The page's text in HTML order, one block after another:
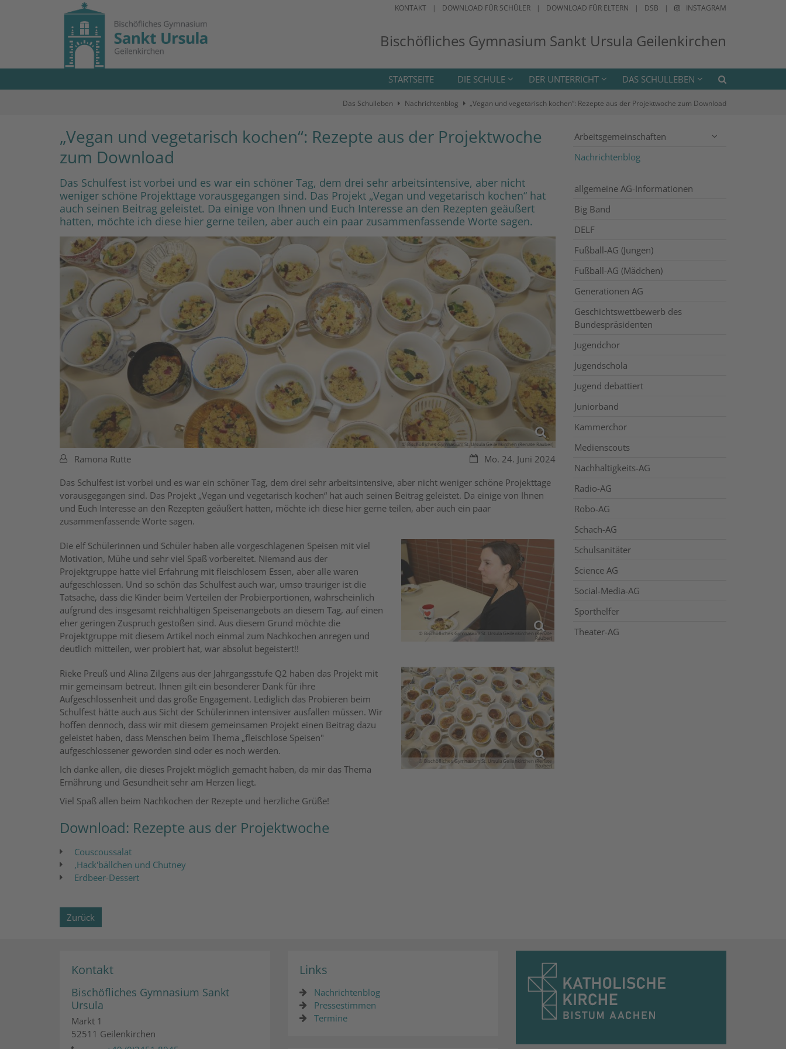
KONTAKT DOWNLOAD FÜR SCHÜLER DOWNLOAD FÜR ELTERN DSB INSTAGRAM
Bischöfliches Gymnasium Sankt Ursula Geilenkirchen
STARTSEITE DIE SCHULE DER UNTERRICHT DAS SCHULLEBEN
Das Schulleben Nachrichtenblog „Vegan und vegetarisch kochen“: Rezepte aus der Projektwoche zum Download
„Vegan und vegetarisch kochen“: Rezepte aus der Projektwoche
zum Download
Das Schulfest ist vorbei und es war ein schöner Tag, dem drei sehr arbeitsintensive, aber nicht
weniger schöne Projekttage vorausgegangen sind. Das Projekt „Vegan und vegetarisch kochen“ hat
auch seinen Beitrag geleistet. Da einige von Ihnen und Euch Interesse an den Rezepten geäußert
hatten, möchte ich diese hier gerne teilen, aber auch ein paar zusammenfassende Worte sagen.
© Bischöfliches Gymnasium St. Ursula Geilenkirchen (Renate Rauber)
Datum:Mo. 24. Juni 2024
Von:Ramona Rutte
Das Schulfest ist vorbei und es war ein schöner Tag, dem drei sehr arbeitsintensive, aber nicht weniger schöne Projekttage
vorausgegangen sind. Das Projekt „Vegan und vegetarisch kochen“ hat auch seinen Beitrag geleistet. Da einige von Ihnen
und Euch Interesse an den Rezepten geäußert hatten, möchte ich diese hier gerne teilen, aber auch ein paar
zusammenfassende Worte sagen.
© Bischöfliches Gymnasium St. Ursula Geilenkirchen (Renate
Rauber)
Die elf Schülerinnen und Schüler haben alle vorgeschlagenen Speisen mit viel
Motivation, Mühe und sehr viel Spaß vorbereitet. Niemand aus der
Projektgruppe hatte viel Erfahrung mit fleischlosem Essen, aber alle waren
aufgeschlossen. Und so schön das Schulfest auch war, umso trauriger ist die
Tatsache, dass die Kinder beim Verteilen der Probierportionen, wahrscheinlich
aufgrund des insgesamt reichhaltigen Speisenangebots an diesem Tag, auf einen
eher geringen Zuspruch gestoßen sind. Aus diesem Grund möchte die
Projektgruppe mit diesem Artikel noch einmal zum Nachkochen anregen und
deutlich mitteilen, wer probiert hat, war absolut begeistert!!
© Bischöfliches Gymnasium St. Ursula Geilenkirchen (Renate
Rauber)
Rieke Preuß und Alina Zilgens aus der Jahrgangsstufe Q2 haben das Projekt mit
mir gemeinsam betreut. Ihnen gilt ein besonderer Dank für ihre
Aufgeschlossenheit und das große Engagement. Lediglich das Probieren beim
Schulfest hätte auch aus Sicht der Schülerinnen intensiver ausfallen müssen. Wir
hoffen dennoch, dass wir mit diesem gemeinsamen Projekt einen Beitrag dazu
geleistet haben, dass Menschen beim Thema „fleischlose Speisen"
aufgeschlossener geworden sind oder es noch werden.
Ich danke allen, die dieses Projekt möglich gemacht haben, da mir das Thema
Ernährung und Gesundheit sehr am Herzen liegt.
Viel Spaß allen beim Nachkochen der Rezepte und herzliche Grüße!
Download: Rezepte aus der Projektwoche
Couscoussalat
,Hack'bällchen und Chutney
Erdbeer-Dessert
Zurück
Arbeitsgemeinschaften
Nachrichtenblog
allgemeine AG-Informationen
Big Band
DELF
Fußball-AG (Jungen)
Fußball-AG (Mädchen)
Generationen AG
Geschichtswettbewerb des
Bundespräsidenten
Jugendchor
Jugendschola
Jugend debattiert
Juniorband
Kammerchor
Medienscouts
Nachhaltigkeits-AG
Radio-AG
Robo-AG
Schach-AG
Schulsanitäter
Science AG
Social-Media-AG
Sporthelfer
Theater-AG
Kontakt
Bischöfliches Gymnasium Sankt
Ursula
Markt 1
52511 Geilenkirchen
Links
Nachrichtenblog
Pressestimmen
Termine